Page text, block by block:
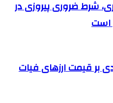
شرط ضروری پیروزی در
است
بر قیمت ارزهای فیات